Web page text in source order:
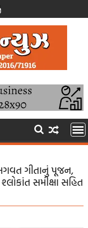
ગીતાનું પૂજન,
સમીક્ષા સહિત